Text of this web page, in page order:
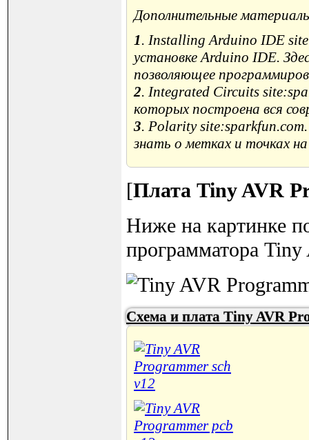
Дополнительные
1. Installing Arduino IDE
установке Arduino IDE.
позволяющее
2. Integrated Circuits
которых построена вся
3. Polarity
знать о метках и точках
[Плата Tiny AVR
Ниже на картинке
программатора
Схема и плата Tiny AVR